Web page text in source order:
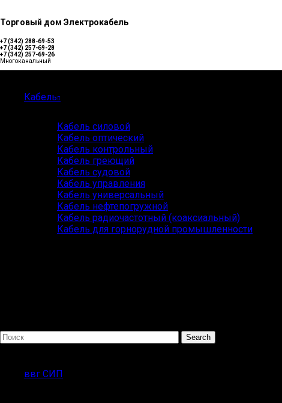
Торговый дом Электрокабель
+7 (342) 288-69-53
+7 (342) 257-69-28
+7 (342) 257-69-26
Многоканальный
Кабель
Кабель силовой
Кабель оптический
Кабель контрольный
Кабель греющий
Кабель судовой
Кабель управления
Кабель универсальный
Кабель нефтепогружной
Кабель радиочастотный (коаксиальный)
Кабель для горнорудной промышленности
Search
ввг СИП